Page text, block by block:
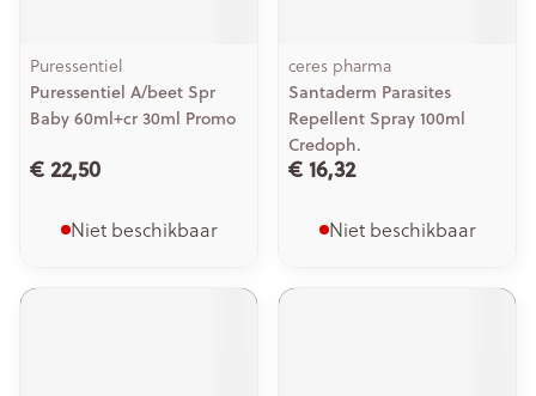
Puressentiel
Puressentiel A/beet Spr
Baby 60ml+cr 30ml Promo
€ 22,50
Niet beschikbaar
ceres pharma
Santaderm Parasites
Repellent Spray 100ml
Credoph.
€ 16,32
Niet beschikbaar